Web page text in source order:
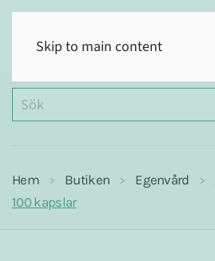
Skip to main content
Hem Butiken Egenvård
100 kapslar